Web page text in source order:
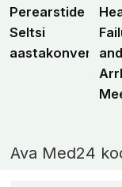
Perearstide
Seltsi
aastakonverents
Ava Med24